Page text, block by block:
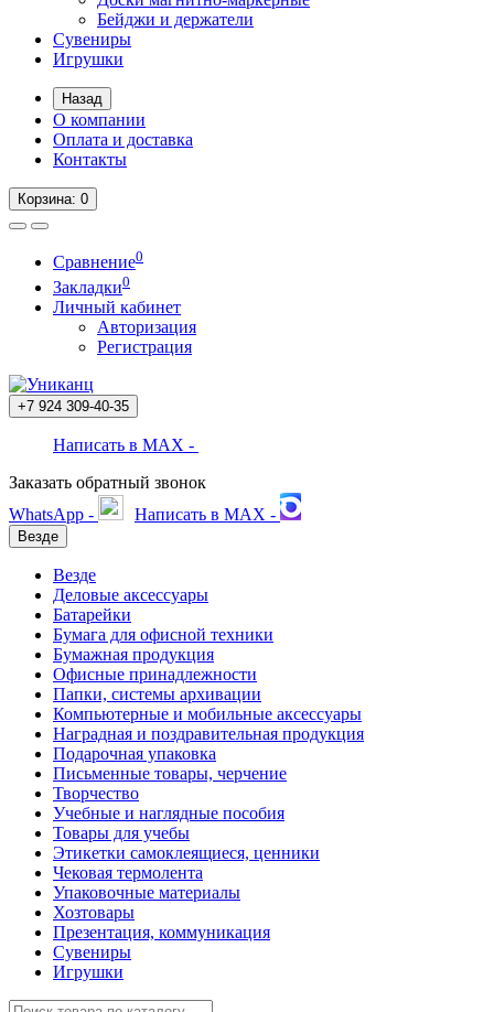
Бейджи и держатели
Сувениры
Игрушки
Назад
О компании
Оплата и доставка
Контакты
Корзина: 0
Сравнение0
Закладки0
Личный кабинет
Авторизация
Регистрация
+7 924 309-40-35
Написать в MAX -
Заказать обратный звонок
WhatsApp -
Написать в MAX -
Везде
Везде
Деловые аксессуары
Батарейки
Бумага для офисной техники
Бумажная продукция
Офисные принадлежности
Папки, системы архивации
Компьютерные и мобильные аксессуары
Наградная и поздравительная продукция
Подарочная упаковка
Письменные товары, черчение
Творчество
Учебные и наглядные пособия
Товары для учебы
Этикетки самоклеящиеся, ценники
Чековая термолента
Упаковочные материалы
Хозтовары
Презентация, коммуникация
Сувениры
Игрушки